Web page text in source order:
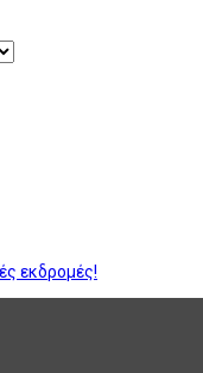
εκδρομές!